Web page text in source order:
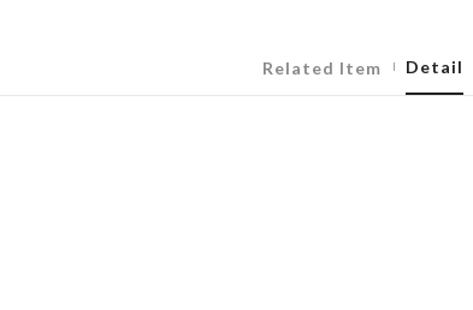
Related Item Detail